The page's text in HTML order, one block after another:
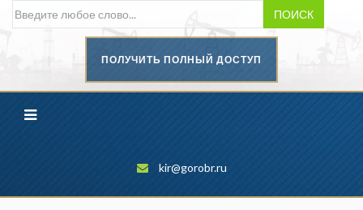
ПОИСК
ПОЛУЧИТЬ ПОЛНЫЙ ДОСТУП
kir@gorobr.ru
промышленности